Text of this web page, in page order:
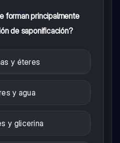
forman principalmente
de saponificación?
y éteres
y agua
y glicerina